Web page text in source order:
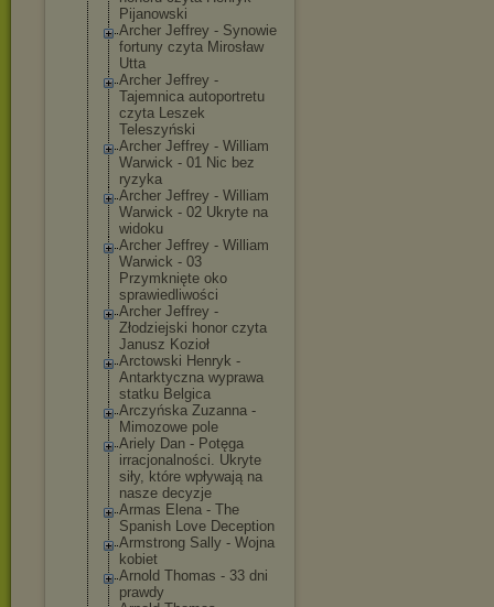
Pijanowski
Archer Jeffrey - Synowie
fortuny czyta Mirosław
Utta
Archer Jeffrey -
Tajemnica autoportretu
czyta Leszek
Teleszyński
Archer Jeffrey - William
Warwick - 01 Nic bez
ryzyka
Archer Jeffrey - William
Warwick - 02 Ukryte na
widoku
Archer Jeffrey - William
Warwick - 03
Przymknięte oko
sprawiedliwości
Archer Jeffrey -
Złodziejski honor czyta
Janusz Kozioł
Arctowski Henryk -
Antarktyczna wyprawa
statku Belgica
Arczyńska Zuzanna -
Mimozowe pole
Ariely Dan - Potęga
irracjonalności. Ukryte
siły, które wpływają na
nasze decyzje
Armas Elena - The
Spanish Love Deception
Armstrong Sally - Wojna
kobiet
Arnold Thomas - 33 dni
prawdy